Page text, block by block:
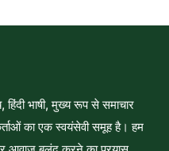
भाषी, मुख्य रूप से समाचार
का एक स्वयंसेवी समूह है। हम